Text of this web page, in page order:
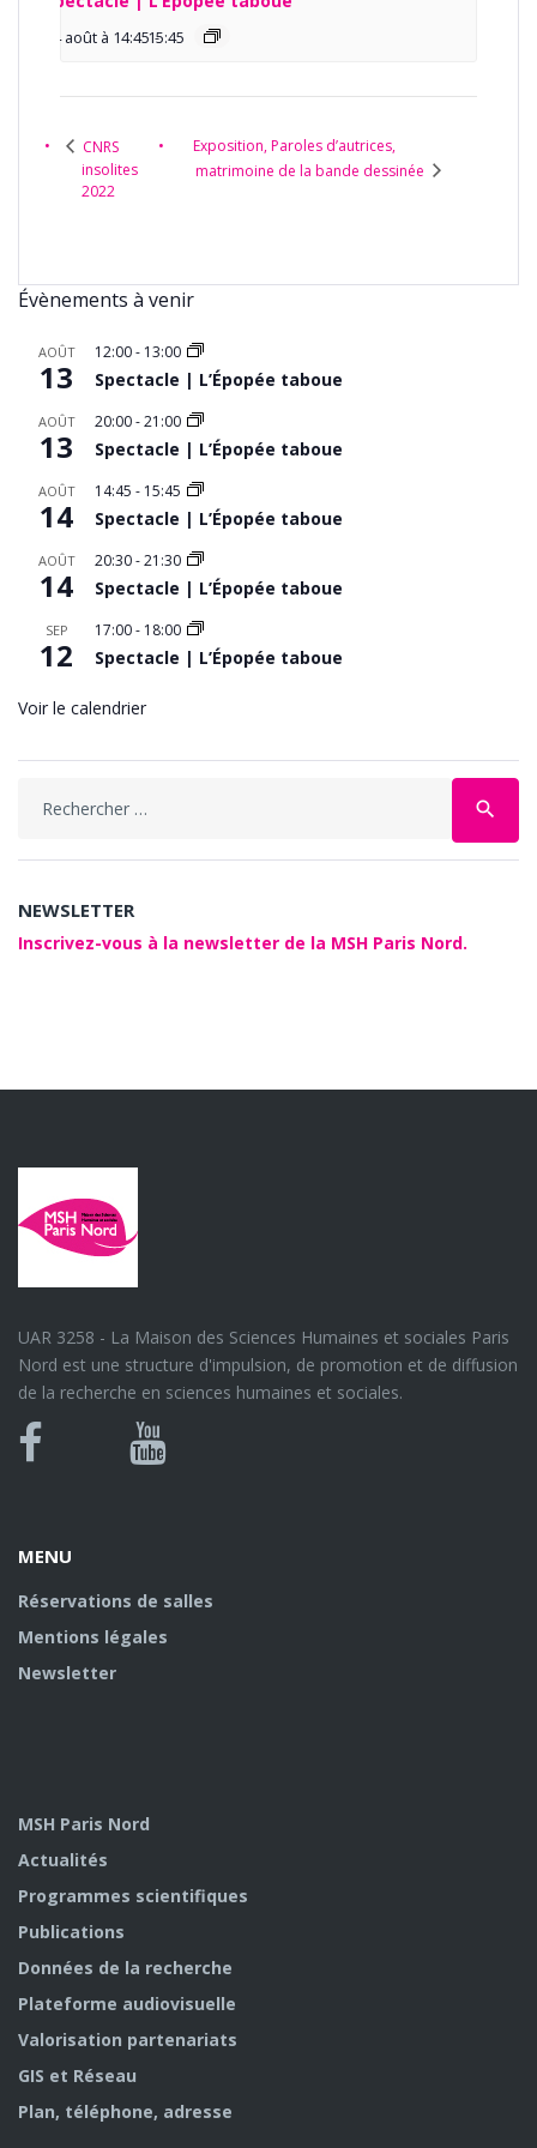
14 août à 14:45 -
15:45
CNRS
insolites
2022
Exposition, Paroles d’autrices,
matrimoine de la bande dessinée
Évènements à venir
AOÛT
13
12:00- 13:00
Spectacle | L’Épopée taboue
AOÛT
13
20:00-21:00
Spectacle | L’Épopée taboue
AOÛT
14
14:45 - 15:45
Spectacle | L’Épopée taboue
AOÛT
14
20:30-21:30
Spectacle | L’Épopée taboue
SEP
12
17:00- 18:00
Spectacle | L’Épopée taboue
Voir le calendrier
search
NEWSLETTER
Inscrivez-vous à la newsletter de la MSH Paris Nord.
UAR 3258 - La Maison des Sciences Humaines et sociales Paris
Nord est une structure d'impulsion, de promotion et de diffusion
de la recherche en sciences humaines et sociales.
Bluesky
Canal
MENU
Réservations de salles
Mentions légales
Newsletter
MSH Paris Nord
Actualités
Programmes scientifiques
Publications
Données de la recherche
Plateforme audiovisuelle
Valorisation partenariats
GIS et Réseau
Plan, téléphone, adresse